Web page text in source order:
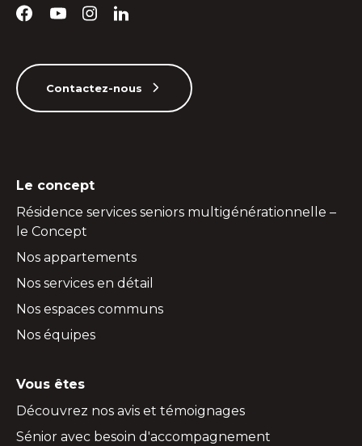
Contactez-nous
Le concept
Résidence services seniors multigénérationnelle –
le Concept
Nos appartements
Nos services en détail
Nos espaces communs
Nos équipes
Vous êtes
Découvrez nos avis et témoignages
Sénior avec besoin d'accompagnement